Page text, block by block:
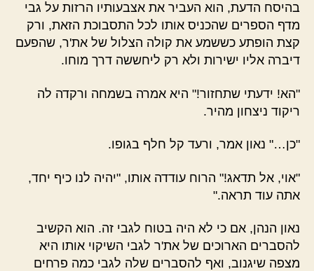
בהיסח הדעת, הוא העביר את אצבעותיו הרזות על גבי
מדף הספרים שהכניס אותו לכל התסבוכת הזאת, ורק
קצת הופתע כששמע את קולה הצלול של את'ר, שהפעם
דיברה אליו ישירות ולא רק ליחששה דרך מוחו.
"הא! ידעתי שתחזור!" היא אמרה בשמחה ורקדה לה
ריקוד ניצחון מהיר.
"כן…" נאון אמר, ורעד קל חלף בגופו.
"אוי, אל תדאג!" הרוח עודדה אותו, "יהיה לנו כיף יחד,
אתה עוד תראה."
נאון הנהן, אם כי לא היה בטוח לגבי זה. הוא הקשיב
להסברים הארוכים של את'ר לגבי השיקוי אותו היא
מצפה שיגנוב, ואף להסברים שלה לגבי כמה פרחים